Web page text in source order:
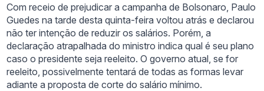
Com receio de prejudicar a campanha de Bolsonaro, Paulo
Guedes na tarde desta quinta-feira voltou atrás e declarou
não ter intenção de reduzir os salários. Porém, a
declaração atrapalhada do ministro indica qual é seu plano
caso o presidente seja reeleito. O governo atual, se for
reeleito, possivelmente tentará de todas as formas levar
adiante a proposta de corte do salário mínimo.